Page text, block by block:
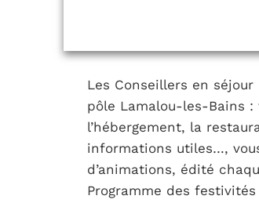
Les Conseillers en séjour
pôle Lamalou-les-Bains
l’hébergement, la
informations utiles…,
d’animations, édité
Programme des